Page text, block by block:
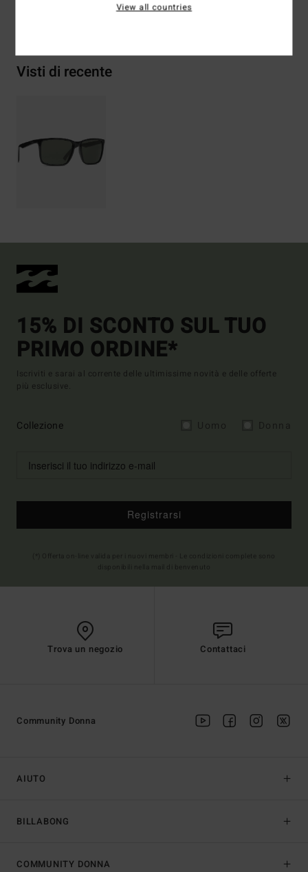
Spedizioni e Resi
Visti di recente
15% DI SCONTO SUL TUO
PRIMO ORDINE*
Iscriviti e sarai al corrente delle ultimissime novità e delle offerte
più esclusive.
Collezione
Registrarsi
Trova un negozio Contattaci
AIUTO
BILLABONG
Community Donna
COMMUNITY DONNA
View all countries